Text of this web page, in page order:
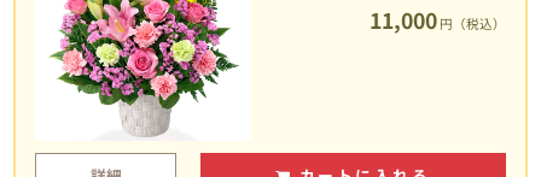
11,000 円（税込）